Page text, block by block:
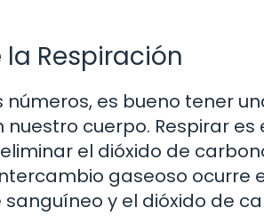
Respiración
es bueno tener
cuerpo. Respirar
el dióxido de
gaseoso ocurre
y el dióxido de